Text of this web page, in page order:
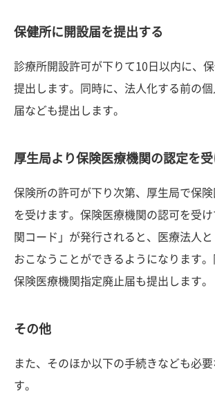
保健所に開設届を提出する
診療所開設許可が下りて10日以内に、
提出します。同時に、法人化する前の
届なども提出します。
厚生局より保険医療機関の認定を受
保険所の許可が下り次第、厚生局で保
を受けます。保険医療機関の認可を受
関コード」が発行されると、医療法人
おこなうことができるようになります
保険医療機関指定廃止届も提出します。
その他
また、そのほか以下の手続きなども必
す。